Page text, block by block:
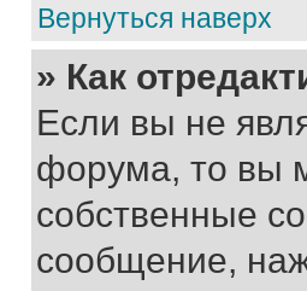
Вернуться наверх
» Как
Если вы не
форума, то вы
собственные
сообщение,